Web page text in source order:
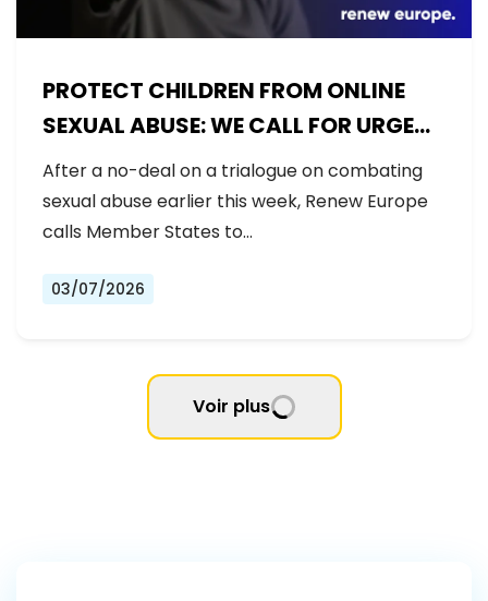
PROTECT CHILDREN FROM ONLINE
SEXUAL ABUSE: WE CALL FOR URGENT
NEGOTIATIONS AND PERMANENT
SOLUTION
After a no-deal on a trialogue on combating
sexual abuse earlier this week, Renew Europe
calls Member States to…
03/07/2026
Voir plus